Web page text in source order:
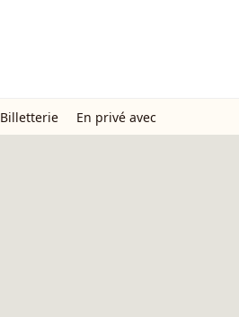
Billetterie En privé avec